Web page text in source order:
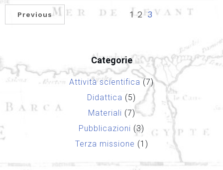
Previous 1 2 3
Categorie
Attività scientifica (7)
Didattica (5)
Materiali (7)
Pubblicazioni (3)
Terza missione (1)